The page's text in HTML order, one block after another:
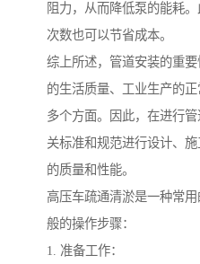
阻力，从而降低泵的能耗
次数也可以节省成本。
综上所述，管道安装的重
的生活质量、工业生产的
多个方面。因此，在进行
关标准和规范进行设计、
的质量和性能。
高压车疏通清淤是一种常
般的操作步骤：
1. 准备工作：